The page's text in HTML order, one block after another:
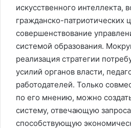
искусственного интеллекта,
гражданско-патриотических
совершенствование
системой образования.
реализация стратегии
усилий органов власти,
работодателей. Только
по его мнению, можно
систему, отвечающую
способствующую